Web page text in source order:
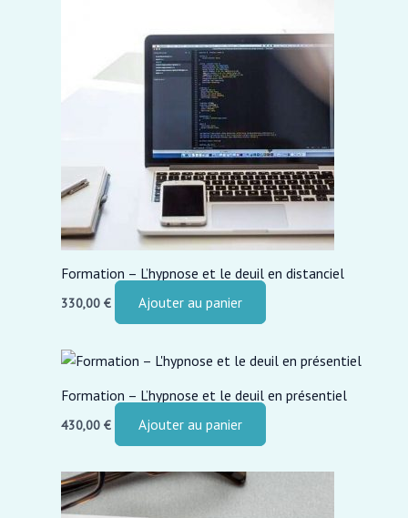
Formation – L’hypnose et le deuil en distanciel
330,00 € Ajouter au panier
Formation – L’hypnose et le deuil en présentiel
430,00 € Ajouter au panier
Plage